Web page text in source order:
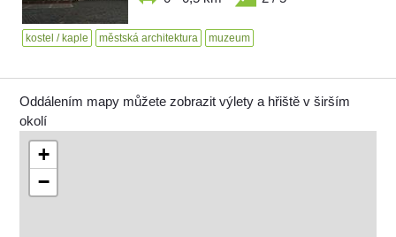
kostel / kaple městská architektura muzeum
Oddálením mapy můžete zobrazit výlety a hřiště v širším
okolí
+
−